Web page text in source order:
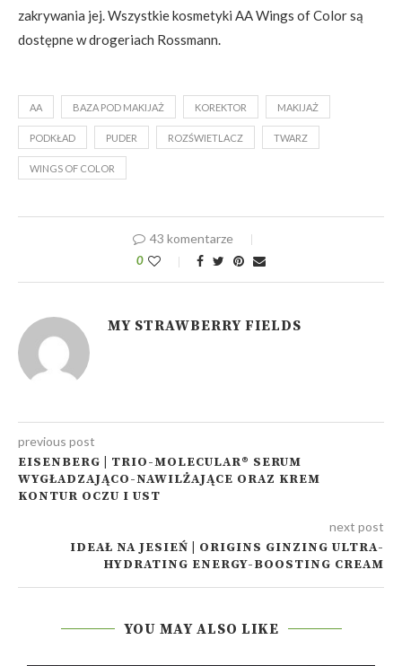
zakrywania jej. Wszystkie kosmetyki AA Wings of Color są
dostępne w drogeriach Rossmann.
AA BAZA POD MAKIJAŻ KOREKTOR MAKIJAŻ
PODKŁAD PUDER ROZŚWIETLACZ TWARZ
WINGS OF COLOR
43 komentarze
0
MY STRAWBERRY FIELDS
previous post
EISENBERG | TRIO-MOLECULAR® SERUM
WYGŁADZAJĄCO-NAWILŻAJĄCE ORAZ KREM
KONTUR OCZU I UST
next post
IDEAŁ NA JESIEŃ | ORIGINS GINZING ULTRA-
HYDRATING ENERGY-BOOSTING CREAM
YOU MAY ALSO LIKE